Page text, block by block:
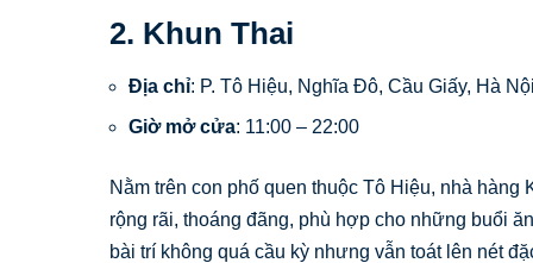
2. Khun Thai
Địa chỉ: P. Tô Hiệu, Nghĩa Đô, Cầu Giấy, Hà
Giờ mở cửa: 11:00 – 22:00
Nằm trên con phố quen thuộc Tô Hiệu, nhà
rộng rãi, thoáng đãng, phù hợp cho những buổi
bài trí không quá cầu kỳ nhưng vẫn toát lên nét